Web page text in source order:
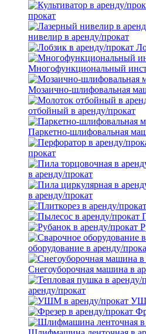
прокат
нивелир в аренду/прокат
Многофункциональный
Мозаично-шлифовальная
отбойный в аренду/прокат
Паркетно-шлифовальная
прокат
в аренду/прокат
в аренду/прокат
оборудование в аренду/
Снегоуборочная машина в
аренду/прокат